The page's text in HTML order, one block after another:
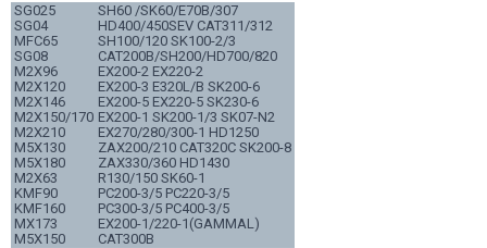
SG025
SH60 /SK60/E70B/307
SG04
HD400/450SEV CAT311/312
MFC65
SH100/120 SK100-2/3
SG08
CAT200B/SH200/HD700/820
M2X96
EX200-2 EX220-2
M2X120
EX200-3 E320L/B SK200-6
M2X146
EX200-5 EX220-5 SK230-6
M2X150/170 EX200-1 SK200-1/3 SK07-N2
M2X210
EX270/280/300-1 HD1250
M5X130
ZAX200/210 CAT320C SK200-8
M5X180
ZAX330/360 HD1430
M2X63
R130/150 SK60-1
KMF90
PC200-3/5 PC220-3/5
KMF160
PC300-3/5 PC400-3/5
MX173
EX200-1/220-1(GAMMAL)
M5X150
CAT300B